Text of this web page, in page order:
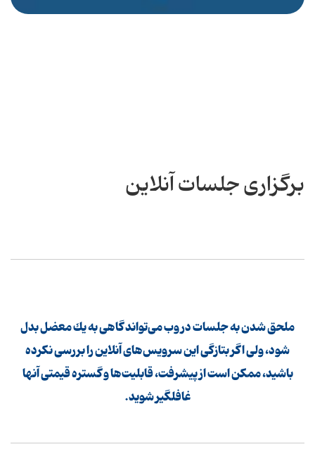
برگزاری جلسات آنلاین
ملحق شدن به جلسات در وب می‌تواند گاهی به یك معضل بدل
شود، ولی اگر بتازگی این سرویس‌های آنلاین را بررسی نكرده
باشید، ممكن است از پیشرفت، قابلیت‌ها و گستره قیمتی آنها
غافلگیر شوید.